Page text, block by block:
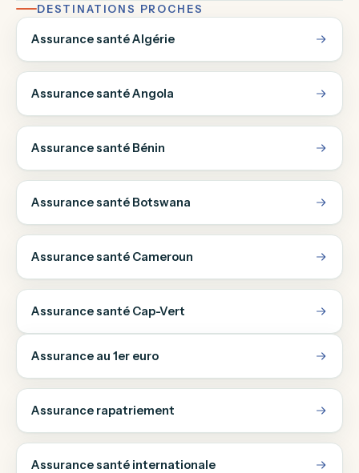
DESTINATIONS PROCHES
Assurance santé Algérie
Assurance santé Angola
Assurance santé Bénin
Assurance santé Botswana
Assurance santé Cameroun
Assurance santé Cap-Vert
Assurance au 1er euro
Assurance rapatriement
Assurance santé internationale